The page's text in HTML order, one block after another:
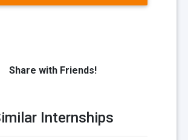
Share with Friends!
Internships